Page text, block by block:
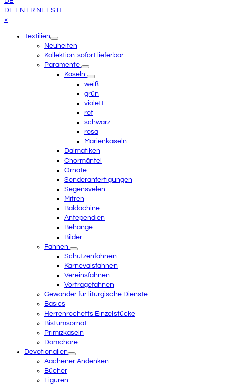
Anfang
scrollen
DE EN FR NL ES IT
×
menuTextilien
Neuheiten
Kollektion-sofort lieferbar
Paramente
Kaseln
weiß
grün
violett
rot
schwarz
rosa
Marienkaseln
Dalmatiken
Chormäntel
Ornate
Sonderanfertigungen
Segensvelen
Mitren
Baldachine
Antependien
Behänge
Bilder
Fahnen
Schützenfahnen
Karnevalsfahnen
Vereinsfahnen
Vortragefahnen
Gewänder für liturgische Dienste
Basics
Herrenrochetts Einzelstücke
Bistumsornat
Primizkaseln
Domchöre
Devotionalien
Aachener Andenken
Bücher
Figuren